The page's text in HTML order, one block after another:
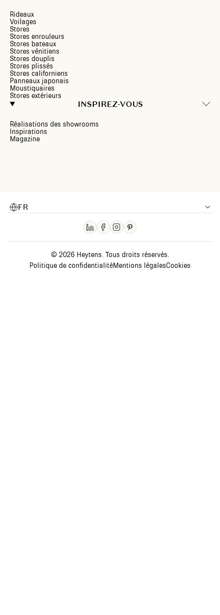
Rideaux
Voilages
Stores
Stores enrouleurs
Stores bateaux
Stores vénitiens
Stores douplis
Stores plissés
Stores californiens
Panneaux japonais
Moustiquaires
Stores extérieurs
INSPIREZ-VOUS
Réalisations des showrooms
Inspirations
Magazine
FR
© 2026 Heytens. Tous droits réservés.
Politique de confidentialitéMentions légalesCookies